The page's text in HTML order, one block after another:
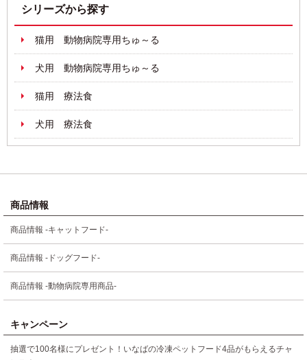
シリーズから探す
猫用 動物病院専用ちゅ～る
犬用 動物病院専用ちゅ～る
猫用 療法食
犬用 療法食
商品情報
商品情報 -キャットフード-
商品情報 -ドッグフード-
商品情報 -動物病院専用商品-
キャンペーン
抽選で100名様にプレゼント！いなばの冷凍ペットフード4品がもらえるチャ